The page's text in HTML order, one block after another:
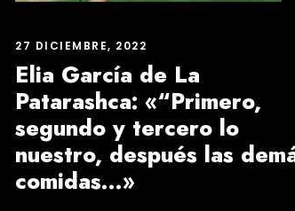
27 DICIEMBRE, 2022
Elia García de La
Patarashca: «“Primero,
segundo y tercero lo
nuestro, después las
comidas…»